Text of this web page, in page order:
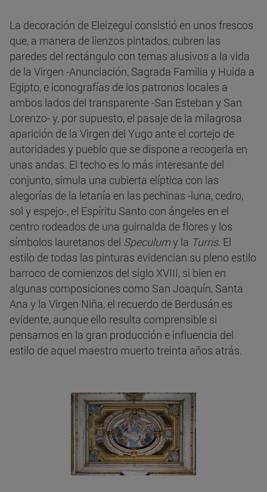
La decoración de Eleizegui consistió en unos frescos
que, a manera de lienzos pintados, cubren las
paredes del rectángulo con temas alusivos a la vida
de la Virgen -Anunciación, Sagrada Familia y Huida a
Egipto, e iconografías de los patronos locales a
ambos lados del transparente -San Esteban y San
Lorenzo- y, por supuesto, el pasaje de la milagrosa
aparición de la Virgen del Yugo ante el cortejo de
autoridades y pueblo que se dispone a recogerla en
unas andas. El techo es lo más interesante del
conjunto, simula una cubierta elíptica con las
alegorías de la letanía en las pechinas -luna, cedro,
sol y espejo-, el Espíritu Santo con ángeles en el
centro rodeados de una guirnalda de flores y los
símbolos lauretanos del Speculumy la Turris. El
estilo de todas las pinturas evidencian su pleno estilo
barroco de comienzos del siglo XVIII, si bien en
algunas composiciones como San Joaquín, Santa
Ana y la Virgen Niña, el recuerdo de Berdusán es
evidente, aunque ello resulta comprensible si
pensamos en la gran producción e influencia del
estilo de aquel maestro muerto treinta años atrás.